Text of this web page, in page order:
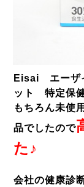
Eisai エー
ット 特定保
もちろん未使
品でしたので
た♪
会社の健康診